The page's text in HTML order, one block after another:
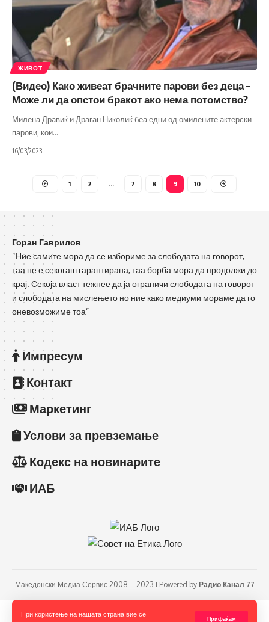
При користење на нашата страна вие се
Прифаќам
ЖИВОТ
(Видео) Како живеат брачните парови без деца –
Може ли да опстои бракот ако нема потомство?
Милена Дравиќ и Драган Николиќ беа едни од омилените актерски
парови, кои…
16/03/2023
1 2 … 7 8 9 10
Горан Гаврилов
“Ние самите мора да се избориме за слободата на говорот,
таа не е секогаш гарантирана, таа борба мора да продолжи до
крај. Секоја власт тежнее да ја ограничи слободата на говорот
и слободата на мислењето но ние како медиуми мораме да го
оневозможиме тоа”
Импресум
Контакт
Маркетинг
Услови за превземање
Кодекс на новинарите
ИАБ
Македонски Медиа Сервис 2008 – 2023 I Powered by Радио Канал 77